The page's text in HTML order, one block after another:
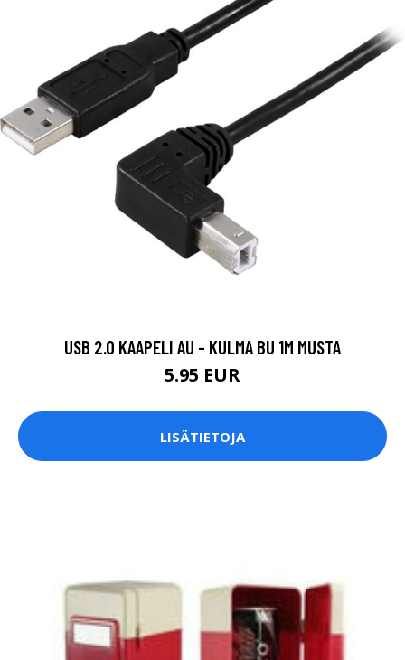
USB 2.0 KAAPELI AU - KULMA BU 1M MUSTA
5.95 EUR
LISÄTIETOJA